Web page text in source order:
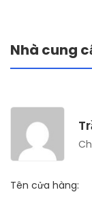
Nhà cung
Tên cửa hàng: